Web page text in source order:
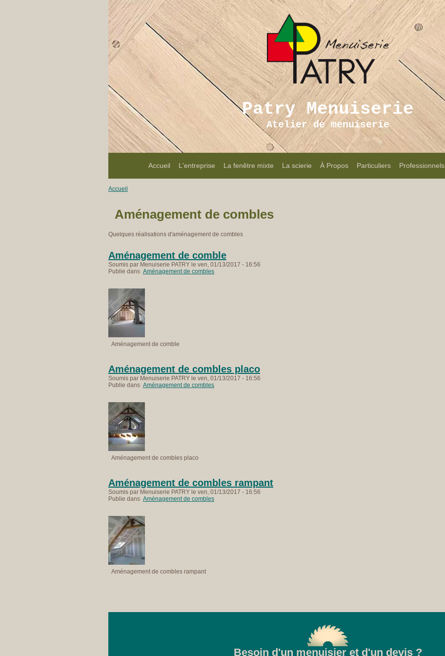
Patry Menuiserie
Atelier de menuiserie
Accueil L'entreprise La fenêtre mixte La scierie À Propos Particuliers Professionnels
Accueil
Aménagement de combles
Quelques réalisations d'aménagement de combles
Aménagement de comble
Soumis par Menuiserie PATRY le ven, 01/13/2017 - 16:56
Publie dans Aménagement de combles
Aménagement de comble
Aménagement de combles placo
Soumis par Menuiserie PATRY le ven, 01/13/2017 - 16:56
Publie dans Aménagement de combles
Aménagement de combles placo
Aménagement de combles rampant
Soumis par Menuiserie PATRY le ven, 01/13/2017 - 16:56
Publie dans Aménagement de combles
Aménagement de combles rampant
Besoin d'un menuisier et d'un devis ?